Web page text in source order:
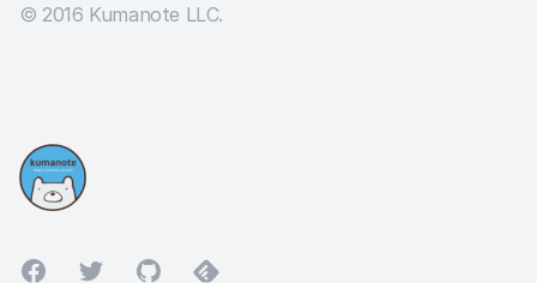
© 2016 Kumanote LLC.
FacebookTwitterGitHubFeedly